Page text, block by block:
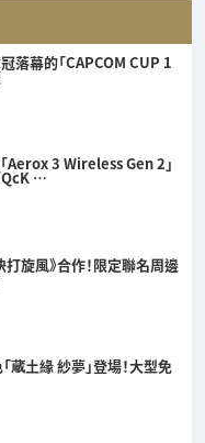
落幕的「CAPCOM CUP 1
3 Wireless Gen 2」
QcK …
打旋風》合作！限定聯名周邊
蔵土緣 紗夢」登場！大型免